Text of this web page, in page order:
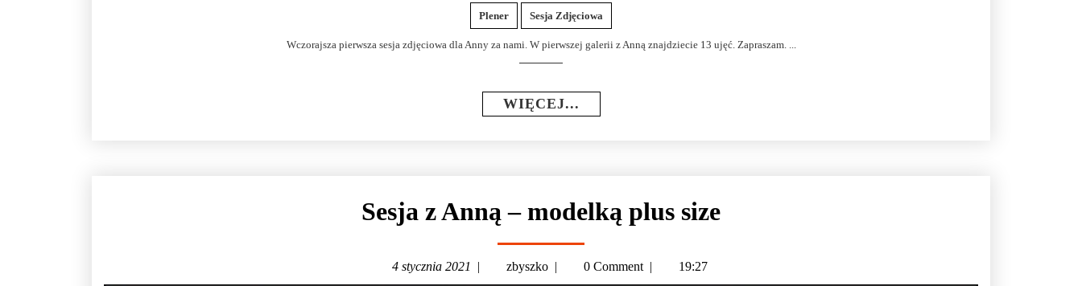
Plener Sesja Zdjęciowa
Wczorajsza pierwsza sesja zdjęciowa dla Anny za nami. W pierwszej galerii z Anną znajdziecie 13 ujęć. Zapraszam. ...
WIĘCEJ...
Sesja z Anną – modelką plus size
4 stycznia 2021 | zbyszko | 0 Comment | 19:27